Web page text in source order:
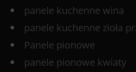
panele kuchenne wina
panele kuchenne zioła
Panele pionowe
panele pionowe kwiaty